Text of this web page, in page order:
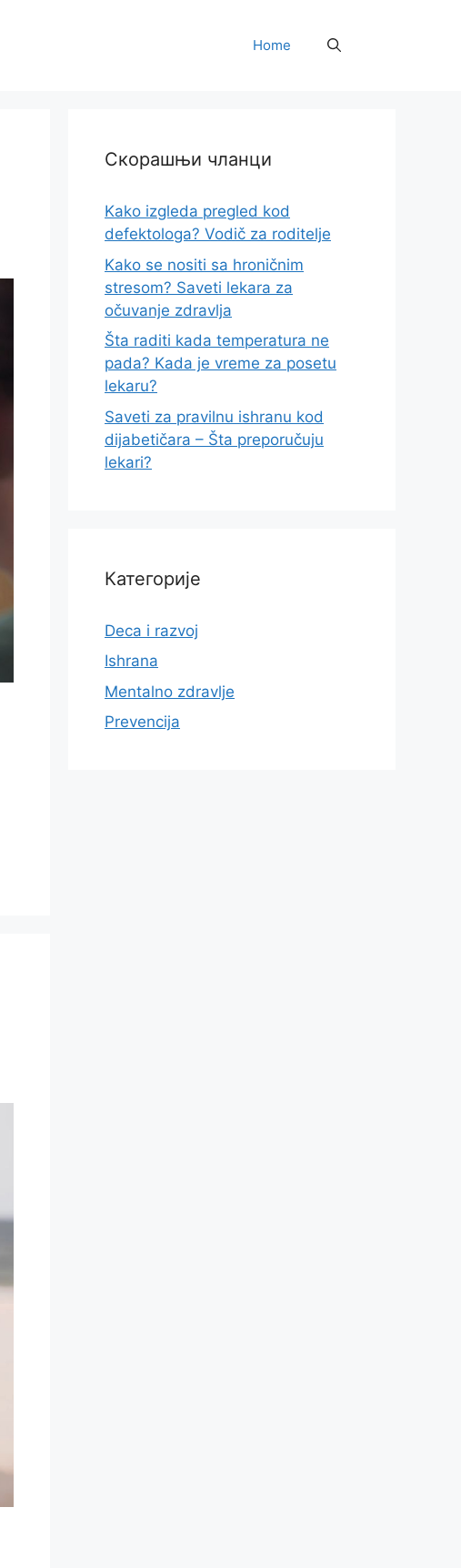
Home
Скорашњи чланци
Kako izgleda pregled kod
defektologa? Vodič za roditelje
Kako se nositi sa hroničnim
stresom? Saveti lekara za
očuvanje zdravlja
Šta raditi kada temperatura ne
pada? Kada je vreme za posetu
lekaru?
Saveti za pravilnu ishranu kod
dijabetičara – Šta preporučuju
lekari?
Категорије
Deca i razvoj
Ishrana
Mentalno zdravlje
Prevencija